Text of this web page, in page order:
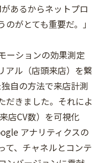
あるからネットプロ
がとても重要だ。」
ーションの効果測定
アル（店頭来店）を繋
自の方法で来店計測
だきました。それによ
店CV数）を可視化
アナリティクスの
て、チャネルとコンテ